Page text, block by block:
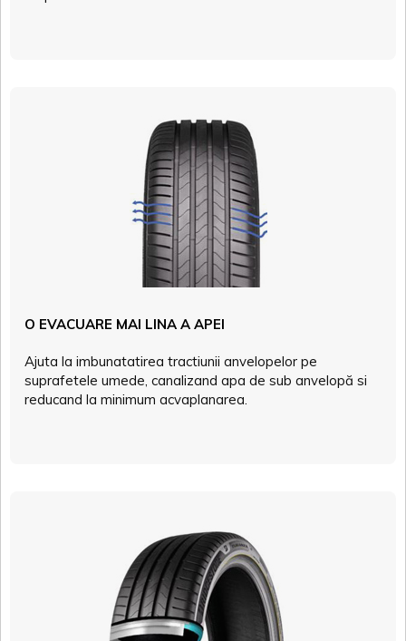
O EVACUARE MAI LINA A APEI
Ajuta la imbunatatirea tractiunii anvelopelor pe
suprafetele umede, canalizand apa de sub anvelopă si
reducand la minimum acvaplanarea.